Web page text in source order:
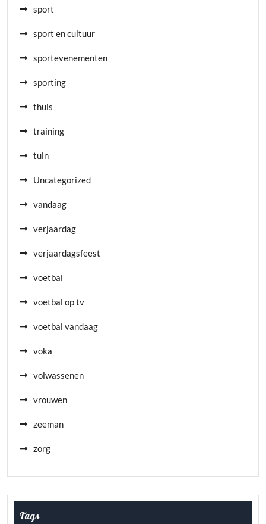
sport
sport en cultuur
sportevenementen
sporting
thuis
training
tuin
Uncategorized
vandaag
verjaardag
verjaardagsfeest
voetbal
voetbal op tv
voetbal vandaag
voka
volwassenen
vrouwen
zeeman
zorg
Tags